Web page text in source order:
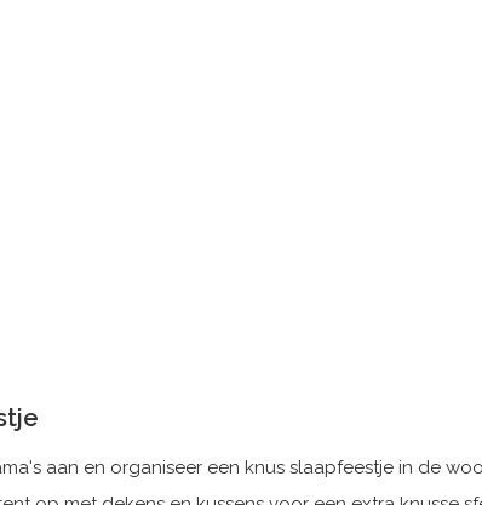
aan en organiseer een knus slaapfeestje in de